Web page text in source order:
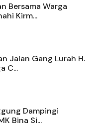
Bersama Warga
Kirm...
Jalan Gang Lurah H.
C...
Dampingi
Bina Si...